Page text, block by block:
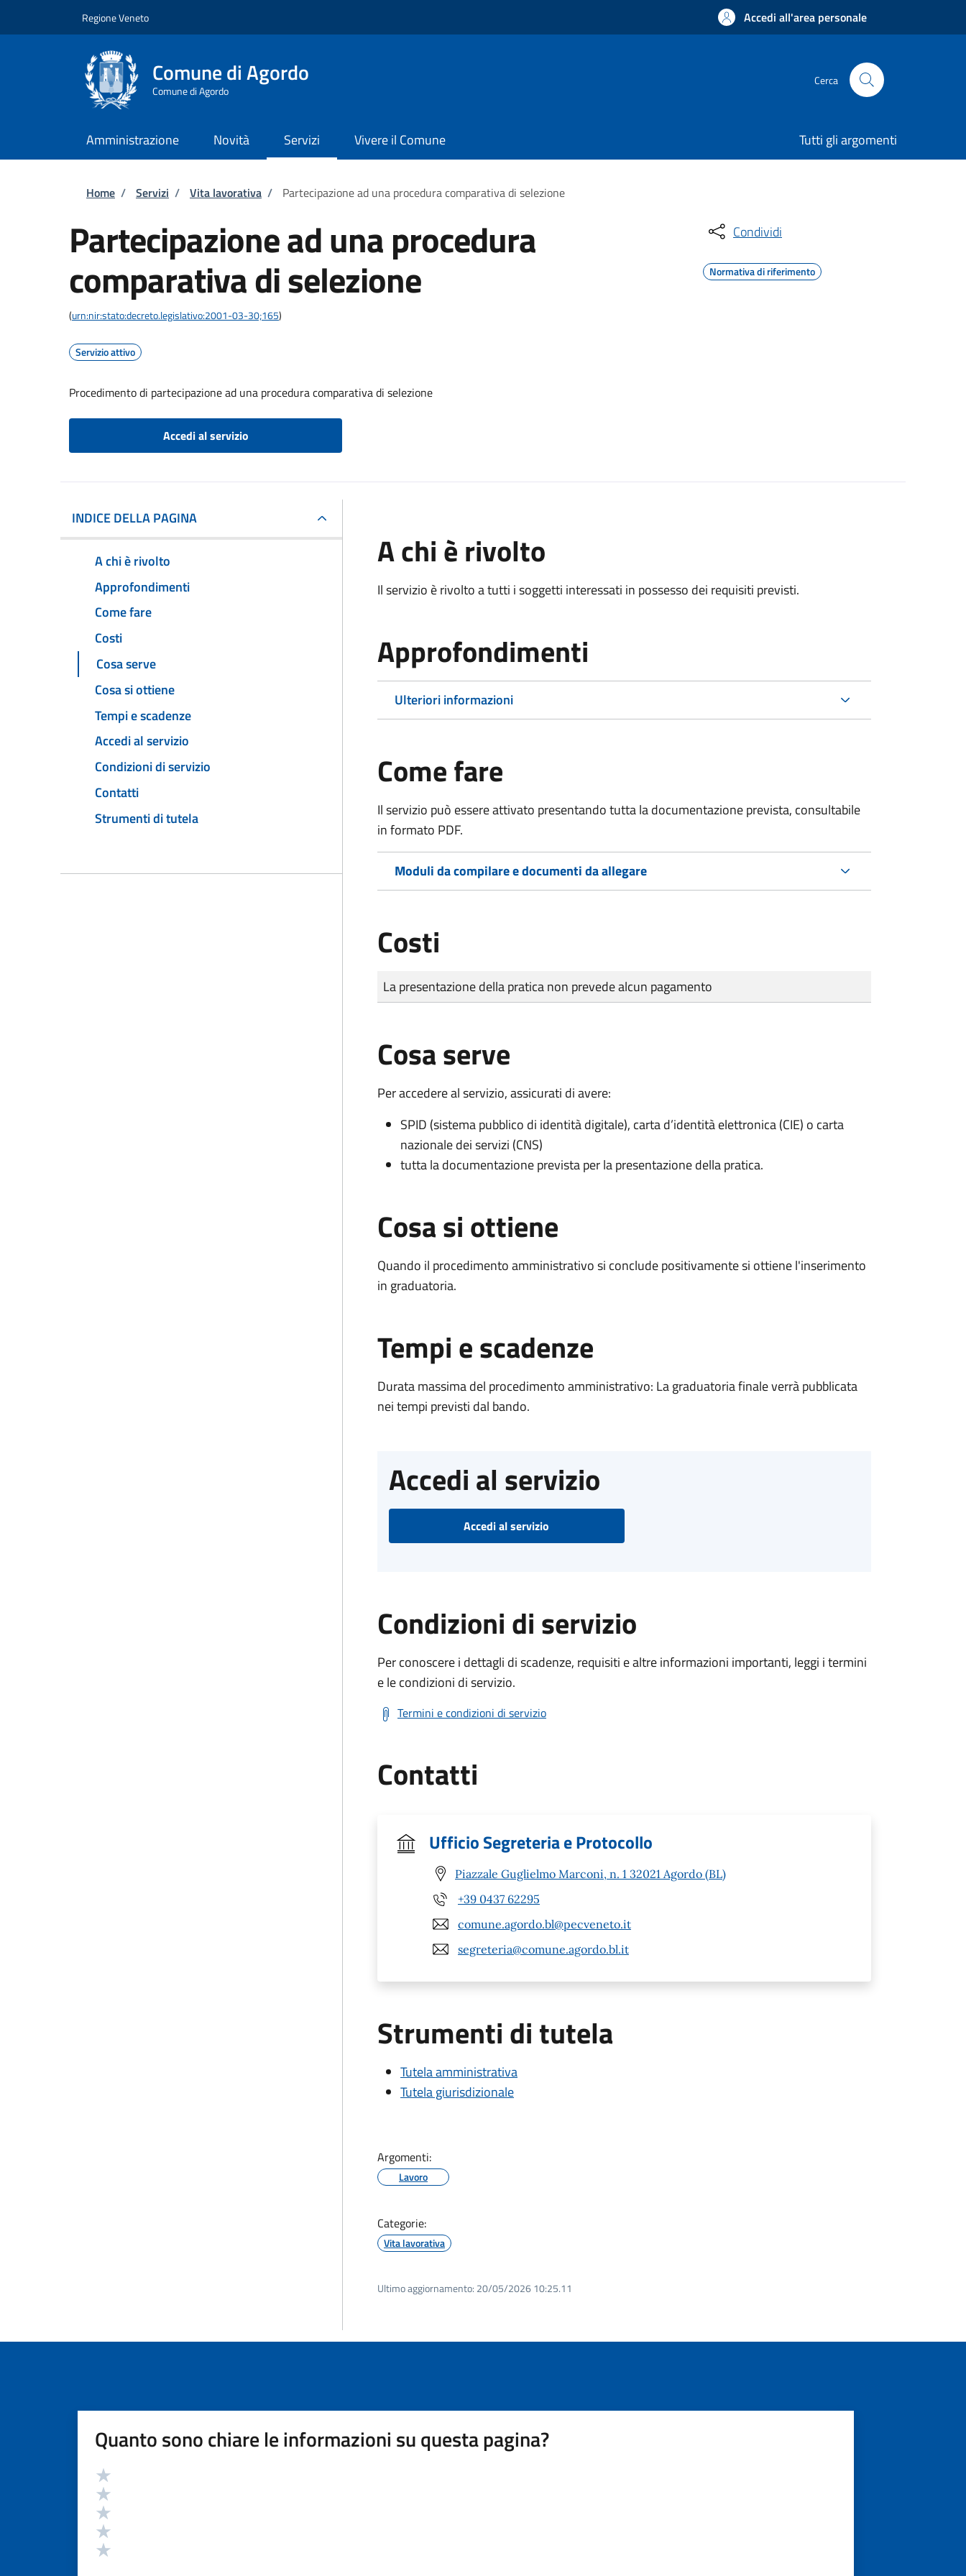
Regione Veneto Accedi all'area personale
Comune di Agordo
Comune di Agordo
Cerca
Amministrazione Novità Servizi Vivere il Comune Tutti gli argomenti
Briciole di pane
Home / Servizi / Vita lavorativa / Partecipazione ad una procedura comparativa di selezione
Partecipazione ad una procedura
comparativa di selezione
(urn:nir:stato:decreto.legislativo:2001-03-30;165)
Servizio attivo
Procedimento di partecipazione ad una procedura comparativa di selezione
Accedi al servizio
Condividi
Normativa di riferimento
INDICE DELLA PAGINA
A chi è rivolto
Approfondimenti
Come fare
Costi
Cosa serve
Cosa si ottiene
Tempi e scadenze
Accedi al servizio
Condizioni di servizio
Contatti
Strumenti di tutela
A chi è rivolto
Il servizio è rivolto a tutti i soggetti interessati in possesso dei requisiti previsti.
Approfondimenti
Ulteriori informazioni
Come fare
Il servizio può essere attivato presentando tutta la documentazione prevista, consultabile
in formato PDF.
Moduli da compilare e documenti da allegare
Costi
Tipo di pagamento
Importo
La presentazione della pratica non prevede alcun pagamento
Cosa serve
Per accedere al servizio, assicurati di avere:
SPID (sistema pubblico di identità digitale), carta d’identità elettronica (CIE) o carta
nazionale dei servizi (CNS)
tutta la documentazione prevista per la presentazione della pratica.
Cosa si ottiene
Quando il procedimento amministrativo si conclude positivamente si ottiene l'inserimento
in graduatoria.
Tempi e scadenze
Durata massima del procedimento amministrativo: La graduatoria finale verrà pubblicata
nei tempi previsti dal bando.
Accedi al servizio
Accedi al servizio
Condizioni di servizio
Per conoscere i dettagli di scadenze, requisiti e altre informazioni importanti, leggi i termini
e le condizioni di servizio.
Termini e condizioni di servizio
Contatti
Ufficio Segreteria e Protocollo
Piazzale Guglielmo Marconi, n. 1 32021 Agordo (BL)
+39 0437 62295
comune.agordo.bl@pecveneto.it
segreteria@comune.agordo.bl.it
Strumenti di tutela
Tutela amministrativa
Tutela giurisdizionale
Argomenti:
Lavoro
Categorie:
Vita lavorativa
Ultimo aggiornamento: 20/05/2026 10:25.11
Quanto sono chiare le informazioni su questa pagina?
Valutazione